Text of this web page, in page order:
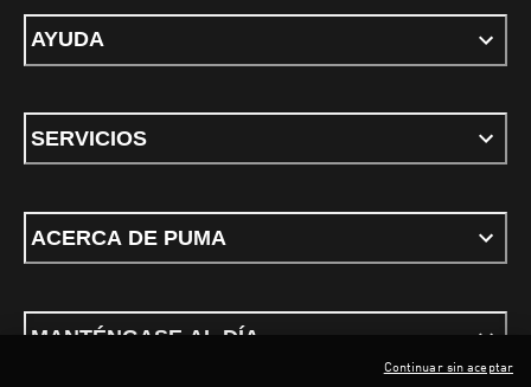
AYUDA
SERVICIOS
ACERCA DE PUMA
MANTÉNGASE AL DÍA
Continuar sin aceptar